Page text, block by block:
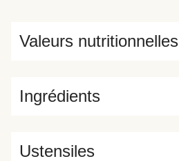
Ingrédients
Valeurs nutritionnelles
Ustensiles